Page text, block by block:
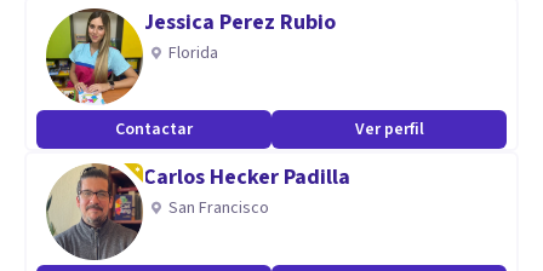
Mi enfoque de trabajo se basa en la integración de
perspectivas de la psicología en función de lo que necesites
hablar en sesión, de modo que se puedan establecer
objetivos de trabajo personal en conjunto.
Jessica Perez Rubio
Florida
Contactar Ver perfil
Carlos Hecker Padilla
San Francisco